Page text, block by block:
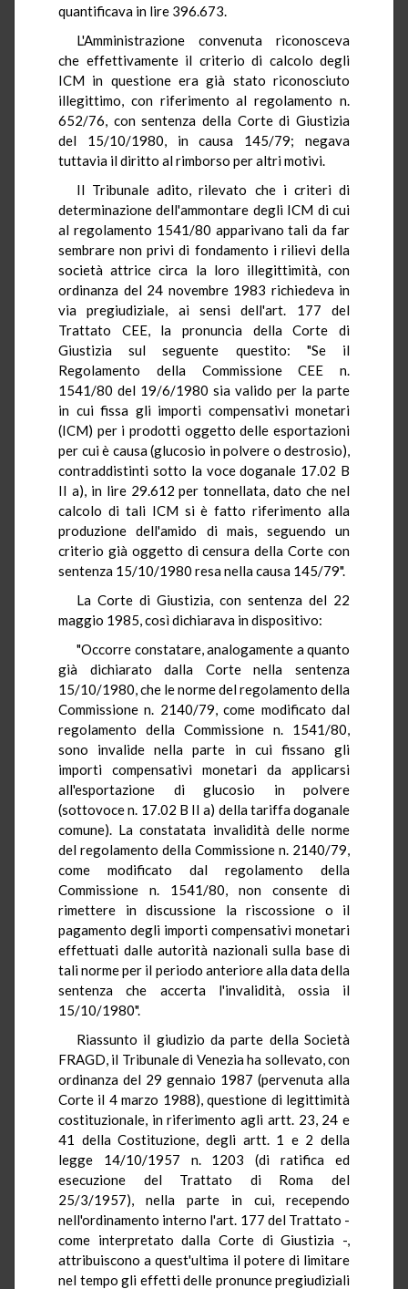
quantificava in lire 396.673.
L'Amministrazione convenuta riconosceva
che effettivamente il criterio di calcolo degli
ICM in questione era già stato riconosciuto
illegittimo, con riferimento al regolamento n.
652/76, con sentenza della Corte di Giustizia
del 15/10/1980, in causa 145/79; negava
tuttavia il diritto al rimborso per altri motivi.
Il Tribunale adito, rilevato che i criteri di
determinazione dell'ammontare degli ICM di cui
al regolamento 1541/80 apparivano tali da far
sembrare non privi di fondamento i rilievi della
società attrice circa la loro illegittimità, con
ordinanza del 24 novembre 1983 richiedeva in
via pregiudiziale, ai sensi dell'art. 177 del
Trattato CEE, la pronuncia della Corte di
Giustizia sul seguente questito: "Se il
Regolamento della Commissione CEE n.
1541/80 del 19/6/1980 sia valido per la parte
in cui fissa gli importi compensativi monetari
(ICM) per i prodotti oggetto delle esportazioni
per cui è causa (glucosio in polvere o destrosio),
contraddistinti sotto la voce doganale 17.02 B
II a), in lire 29.612 per tonnellata, dato che nel
calcolo di tali ICM si è fatto riferimento alla
produzione dell'amido di mais, seguendo un
criterio già oggetto di censura della Corte con
sentenza 15/10/1980 resa nella causa 145/79".
La Corte di Giustizia, con sentenza del 22
maggio 1985, così dichiarava in dispositivo:
"Occorre constatare, analogamente a quanto
già dichiarato dalla Corte nella sentenza
15/10/1980, che le norme del regolamento della
Commissione n. 2140/79, come modificato dal
regolamento della Commissione n. 1541/80,
sono invalide nella parte in cui fissano gli
importi compensativi monetari da applicarsi
all'esportazione di glucosio in polvere
(sottovoce n. 17.02 B II a) della tariffa doganale
comune). La constatata invalidità delle norme
del regolamento della Commissione n. 2140/79,
come modificato dal regolamento della
Commissione n. 1541/80, non consente di
rimettere in discussione la riscossione o il
pagamento degli importi compensativi monetari
effettuati dalle autorità nazionali sulla base di
tali norme per il periodo anteriore alla data della
sentenza che accerta l'invalidità, ossia il
15/10/1980".
Riassunto il giudizio da parte della Società
FRAGD, il Tribunale di Venezia ha sollevato, con
ordinanza del 29 gennaio 1987 (pervenuta alla
Corte il 4 marzo 1988), questione di legittimità
costituzionale, in riferimento agli artt. 23, 24 e
41 della Costituzione, degli artt. 1 e 2 della
legge 14/10/1957 n. 1203 (di ratifica ed
esecuzione del Trattato di Roma del
25/3/1957), nella parte in cui, recependo
nell'ordinamento interno l'art. 177 del Trattato -
come interpretato dalla Corte di Giustizia -,
attribuiscono a quest'ultima il potere di limitare
nel tempo gli effetti delle pronunce pregiudiziali